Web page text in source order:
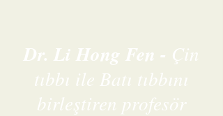
Dr. Li Hong Fen - Çin
tıbbı ile Batı tıbbını
birleştiren profesör